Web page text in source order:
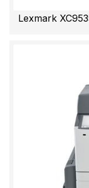
Lexmark